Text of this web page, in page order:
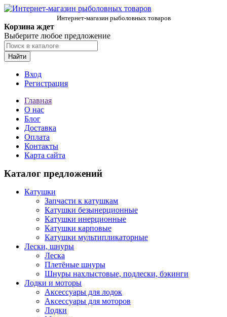
Интернет-магазин рыболовных товаров
Корзина ждет
Выберите любое предложение
Найти
Вход
Регистрация
Главная
О нас
Блог
Доставка
Оплата
Контакты
Карта сайта
Каталог предложений
Катушки
Запчасти к катушкам
Катушки безынерционные
Катушки инерционные
Катушки карповые
Катушки мультипликаторные
Лески, шнуры
Леска
Плетёные шнуры
Шнуры нахлыстовые, подлески, бэкинги
Лодки и моторы
Аксессуары для лодок
Аксессуары для моторов
Лодки